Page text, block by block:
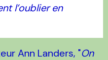
l’oublier en
Ann Landers, "On